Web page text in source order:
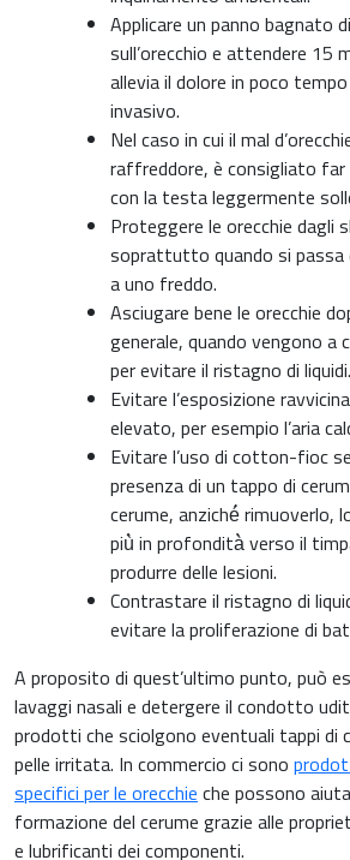
Applicare un panno bagnato
sull’orecchio e attendere 15
allevia il dolore in poco
invasivo.
Nel caso in cui il mal
raffreddore, è consigliato far
con la testa leggermente
Proteggere le orecchie dagli
soprattutto quando si passa
a uno freddo.
Asciugare bene le orecchie
generale, quando vengono a
per evitare il ristagno di liquidi.
Evitare l’esposizione
elevato, per esempio l’aria
Evitare l’uso di cotton-fioc
presenza di un tappo di
cerume, anziché́ rimuoverlo,
più̀ in profondità̀ verso il
produrre delle lesioni.
Contrastare il ristagno di
evitare la proliferazione di
A proposito di quest’ultimo punto, può
lavaggi nasali e detergere il condotto
prodotti che sciolgono eventuali tappi di
pelle irritata. In commercio ci sono
specifici per le orecchie che possono
formazione del cerume grazie alle
e lubrificanti dei componenti.